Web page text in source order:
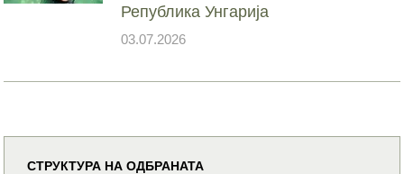
Република Унгарија
03.07.2026
СТРУКТУРА НА ОДБРАНАТА